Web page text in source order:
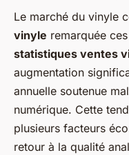
Le marché du vinyle
vinyle remarquée
statistiques ventes
augmentation
annuelle soutenue
numérique. Cette
plusieurs facteurs
retour à la qualité